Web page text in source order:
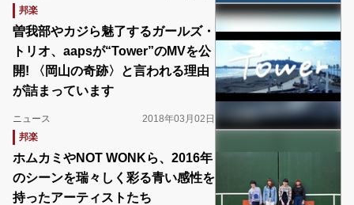
邦楽
曽我部やカジら魅了するガールズ・
トリオ、aapsが“Tower”のMVを公
開! 〈岡山の奇跡〉と言われる理由
が詰まっています
ニュース
2018年03月02日
邦楽
ホムカミやNOT WONKら、2016年
のシーンを瑞々しく彩る青い感性を
持ったアーティストたち